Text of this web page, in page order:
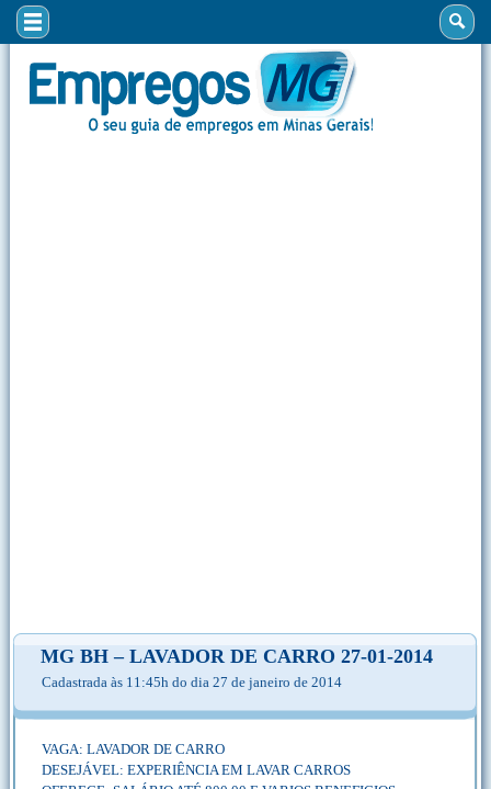
MG BH – LAVADOR DE CARRO 27-01-2014
Cadastrada às 11:45h do dia 27 de janeiro de 2014
VAGA: LAVADOR DE CARRO
DESEJÁVEL: EXPERIÊNCIA EM LAVAR CARROS